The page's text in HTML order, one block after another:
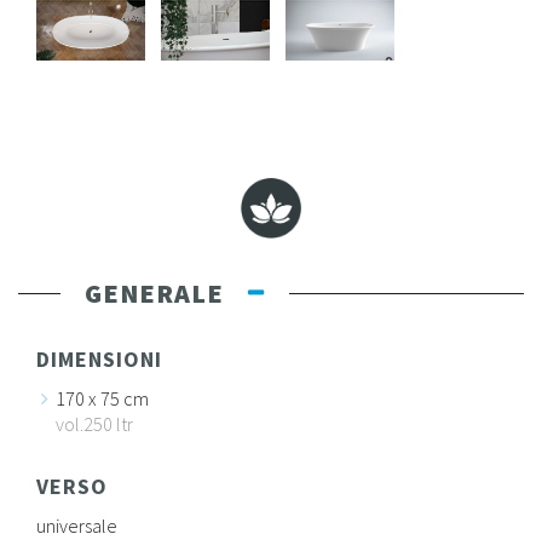
GENERALE
DIMENSIONI
170 x 75 cm
vol.250 ltr
VERSO
universale